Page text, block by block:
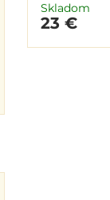
Skladom
23 €